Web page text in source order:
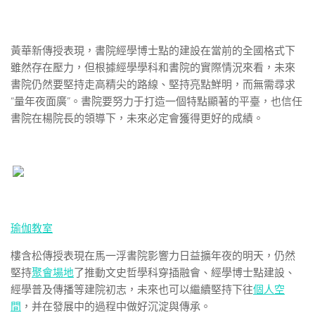
黃華新傳授表現，書院經學博士點的建設在當前的全國格式下
雖然存在壓力，但根據經學學科和書院的實際情況來看，未來
書院仍然要堅持走高精尖的路線、堅持亮點鮮明，而無需尋求
“量年夜面廣”。書院要努力于打造一個特點顯著的平臺，也信任
書院在楊院長的領導下，未來必定會獲得更好的成績。
瑜伽教室
樓含松傳授表現在馬一浮書院影響力日益擴年夜的明天，仍然
堅持聚會場地了推動文史哲學科穿插融會、經學博士點建設、
經學普及傳播等建院初志，未來也可以繼續堅持下往個人空
間 ，并在發展中的過程中做好沉淀與傳承。